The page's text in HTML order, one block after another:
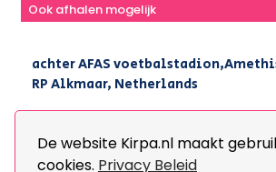
De website Kirpa.nl maakt
cookies. Privacy Beleid
Ook afhalen mogelijk
achter AFAS
RP Alkmaar, Netherlands
+31(0) 251 296 806